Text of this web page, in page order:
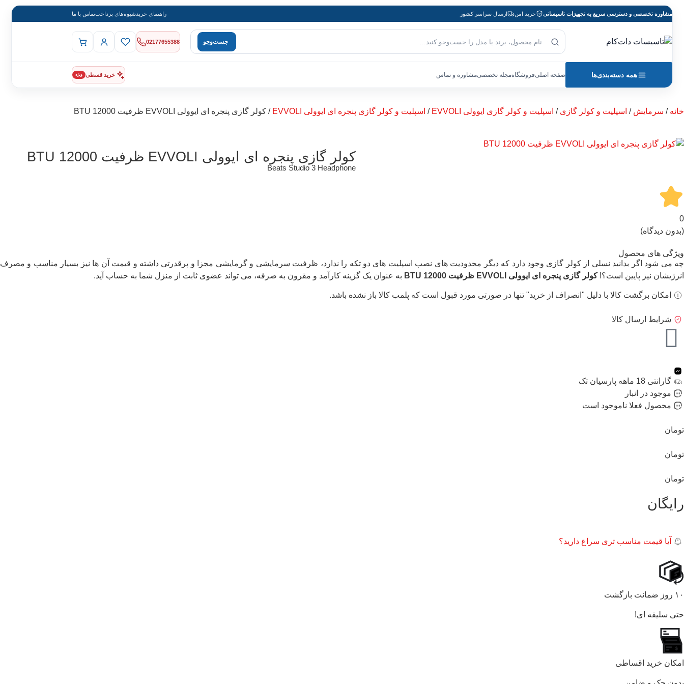
مشاوره تخصصی و دسترسی سریع به تجهیزات تاسیساتی خرید امن ارسال سراسر کشور راهنمای خریدشیوه‌های پرداختتماس با ما
بازگشت به صفحه اصلی جست‌وجوی محصول جست‌وجو 02177655388
همه دسته‌بندی‌ها صفحه اصلیفروشگاهمجله تخصصیمشاوره و تماس خرید قسطی ویژه
خانه / سرمایش / اسپلیت و کولر گازی / اسپلیت و کولر گازی ایوولی EVVOLI / اسپلیت و کولر گازی پنجره ای ایوولی EVVOLI / کولر گازی پنجره ای ایوولی EVVOLI ظرفیت 12000 BTU
کولر گازی پنجره ای ایوولی EVVOLI ظرفیت 12000 BTU
Beats Studio 3 Headphone
0
(بدون دیدگاه)
ویژگی های محصول
چه می شود اگر بدانید نسلی از کولر گازی وجود دارد که دیگر محدودیت های نصب اسپلیت های دو تکه را ندارد، ظرفیت سرمایشی و گرمایشی مجزا و پرقدرتی داشته و قیمت آن ها نیز بسیار مناسب و مصرف
انرژیشان نیز پایین است؟!کولر گازی پنجره ای ایوولی EVVOLI ظرفیت 12000 BTU به عنوان یک گزینه کارآمد و مقرون به صرفه، می تواند عضوی ثابت از منزل شما به حساب آید.
امکان برگشت کالا با دلیل "انصراف از خرید" تنها در صورتی مورد قبول است که پلمب کالا باز نشده باشد.
شرایط ارسال کالا
گارانتی 18 ماهه پارسیان تک
موجود در انبار
محصول فعلا ناموجود است
تومان
تومان
تومان
رایگان
آیا قیمت مناسب تری سراغ دارید؟
۱۰ روز ضمانت بازگشت
حتی سلیقه ای!
امکان خرید اقساطی